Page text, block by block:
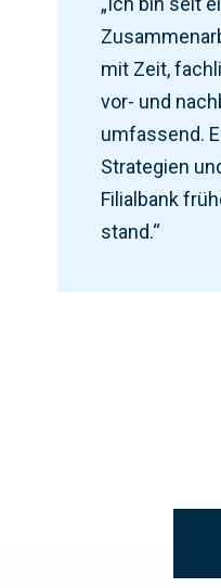
mit Zeit,
vor- und
umfassend.
Strategien
Filialbank
stand.“